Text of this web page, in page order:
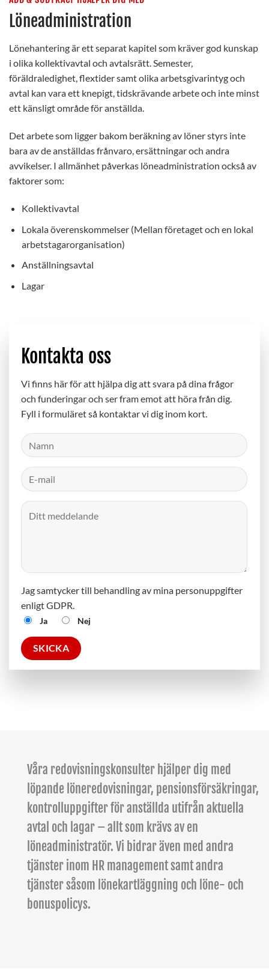
Löneadministration
Lönehantering är ett separat kapitel som kräver god kunskap
i olika kollektivavtal och avtalsrätt. Semester,
föräldraledighet, flextider samt olika arbetsgivarintyg och
avtal kan vara ett knepigt, tidskrävande arbete och inte minst
ett känsligt område för anställda.
Det arbete som ligger bakom beräkning av löner styrs inte
bara av de anställdas frånvaro, ersättningar och andra
avvikelser. I allmänhet påverkas löneadministration också av
faktorer som:
Kollektivavtal
Lokala överenskommelser (Mellan företaget och en lokal
arbetstagarorganisation)
Anställningsavtal
Lagar
Kontakta oss
Vi finns här för att hjälpa dig att svara på dina frågor
och funderingar och ser fram emot att höra från dig.
Fyll i formuläret så kontaktar vi dig inom kort.
Jag samtycker till behandling av mina personuppgifter
enligt GDPR.
Ja Nej
Våra redovisningskonsulter hjälper dig med
löpande löneredovisningar, pensionsförsäkringar,
kontrolluppgifter för anställda utifrån aktuella
avtal och lagar – allt som krävs av en
löneadministratör. Vi bidrar även med andra
tjänster inom HR management samt andra
tjänster såsom lönekartläggning och löne- och
bonuspolicys.